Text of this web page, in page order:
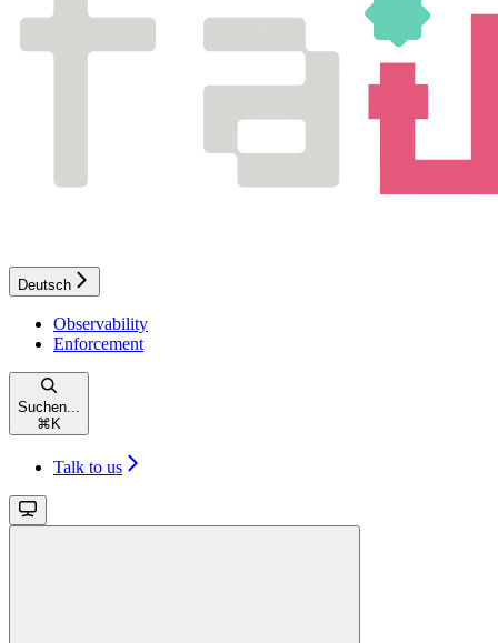
Deutsch
Observability
Enforcement
Suchen...
⌘ K
Talk to us